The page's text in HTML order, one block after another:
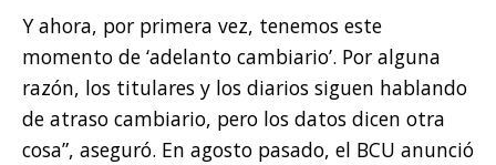
Y ahora, por primera vez, tenemos este
momento de ‘adelanto cambiario’. Por alguna
razón, los titulares y los diarios siguen hablando
de atraso cambiario, pero los datos dicen otra
cosa”, aseguró. En agosto pasado, el BCU anunció